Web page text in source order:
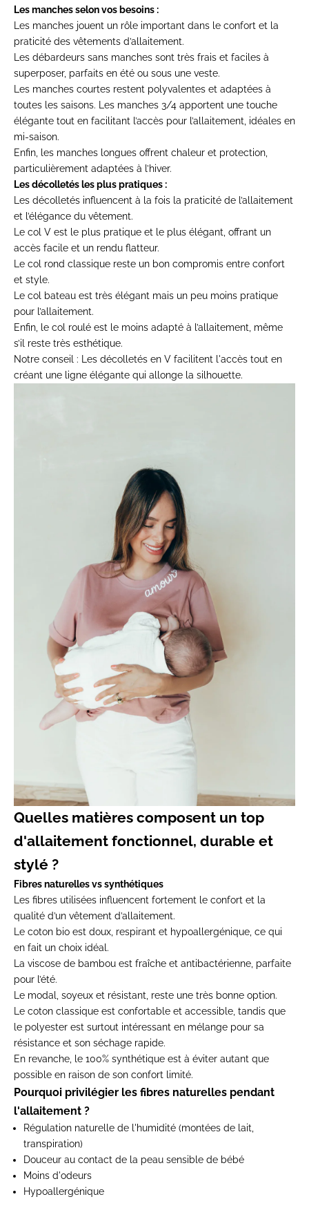
Les manches selon vos besoins :
Les manches jouent un rôle important dans le confort et la
praticité des vêtements d’allaitement.
Les débardeurs sans manches sont très frais et faciles à
superposer, parfaits en été ou sous une veste.
Les manches courtes restent polyvalentes et adaptées à
toutes les saisons. Les manches 3/4 apportent une touche
élégante tout en facilitant l’accès pour l’allaitement, idéales en
mi-saison.
Enfin, les manches longues offrent chaleur et protection,
particulièrement adaptées à l’hiver.
Les décolletés les plus pratiques :
Les décolletés influencent à la fois la praticité de l’allaitement
et l’élégance du vêtement.
Le col V est le plus pratique et le plus élégant, offrant un
accès facile et un rendu flatteur.
Le col rond classique reste un bon compromis entre confort
et style.
Le col bateau est très élégant mais un peu moins pratique
pour l’allaitement.
Enfin, le col roulé est le moins adapté à l’allaitement, même
s’il reste très esthétique.
Notre conseil : Les décolletés en V facilitent l'accès tout en
créant une ligne élégante qui allonge la silhouette.
Quelles matières composent un top
d'allaitement fonctionnel, durable et
stylé ?
Fibres naturelles vs synthétiques
Les fibres utilisées influencent fortement le confort et la
qualité d’un vêtement d’allaitement.
Le coton bio est doux, respirant et hypoallergénique, ce qui
en fait un choix idéal.
La viscose de bambou est fraîche et antibactérienne, parfaite
pour l’été.
Le modal, soyeux et résistant, reste une très bonne option.
Le coton classique est confortable et accessible, tandis que
le polyester est surtout intéressant en mélange pour sa
résistance et son séchage rapide.
En revanche, le 100% synthétique est à éviter autant que
possible en raison de son confort limité.
Pourquoi privilégier les fibres naturelles pendant
l'allaitement ?
Régulation naturelle de l'humidité (montées de lait,
transpiration)
Douceur au contact de la peau sensible de bébé
Moins d'odeurs
Hypoallergénique